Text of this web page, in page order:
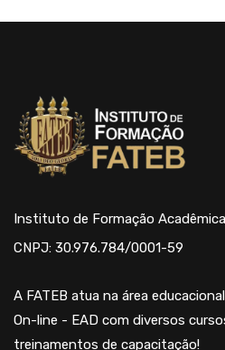
Instituto de Formação Acadêmica
CNPJ: 30.976.784/0001-59
A FATEB atua na área
On-line - EAD com diversos
treinamentos de capacitação!